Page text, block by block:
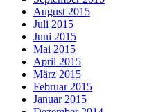
August 2015
Juli 2015
Juni 2015
Mai 2015
April 2015
März 2015
Februar 2015
Januar 2015